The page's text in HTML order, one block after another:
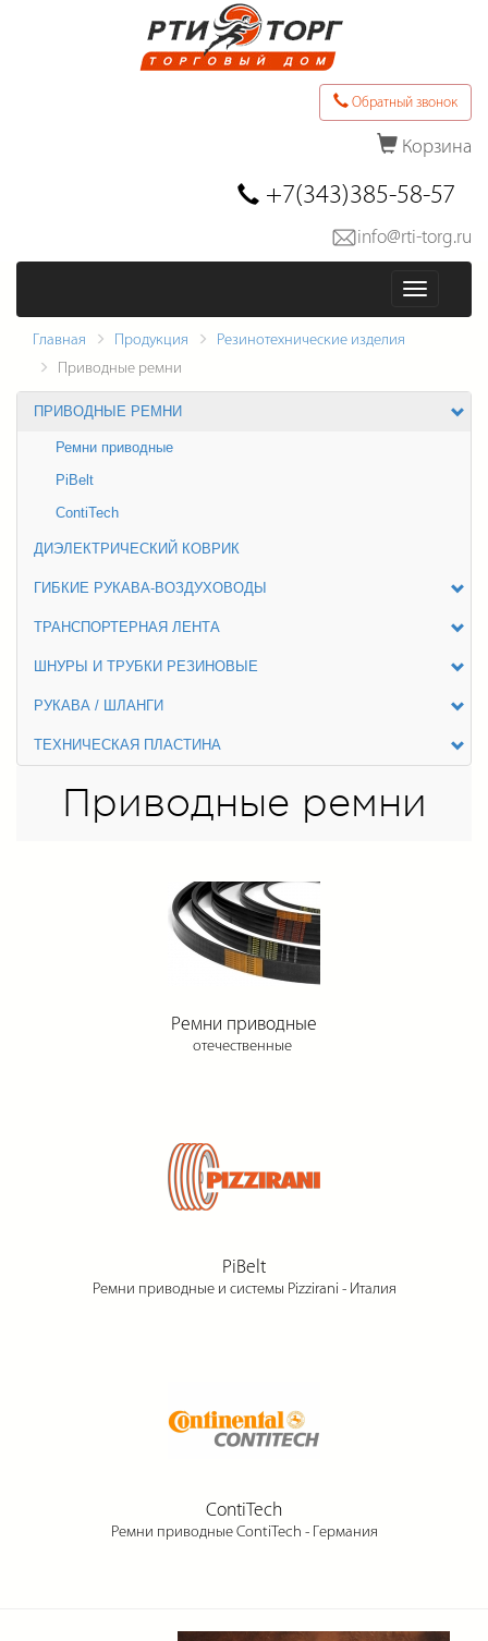
Обратный звонок
Корзина
Последние товары в заказе
Оформить заказ
+7(343)385-58-57
info@rti-torg.ru
Меню
Главная Продукция
Резинотехнические изделия
Приводные ремни
ПРИВОДНЫЕ РЕМНИ
Ремни приводные
PiBelt
ContiTech
ДИЭЛЕКТРИЧЕСКИЙ КОВРИК
ГИБКИЕ РУКАВА-ВОЗДУХОВОДЫ
ТРАНСПОРТЕРНАЯ ЛЕНТА
ШНУРЫ И ТРУБКИ РЕЗИНОВЫЕ
РУКАВА / ШЛАНГИ
ТЕХНИЧЕСКАЯ ПЛАСТИНА
Приводные ремни
Ремни приводные
отечественные
PiBelt
Ремни приводные и системы Pizzirani - Италия
ContiTech
Ремни приводные ContiTech - Германия